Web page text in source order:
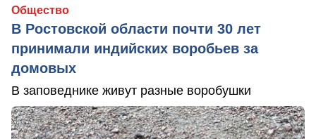
Общество
В Ростовской области почти 30 лет
принимали индийских воробьев за
домовых
В заповеднике живут разные воробушки